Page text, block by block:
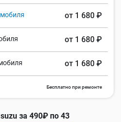
от 1 680 ₽
от 1 680 ₽
от 1 680 ₽
Бесплатно при ремонте
за 490₽ по 43